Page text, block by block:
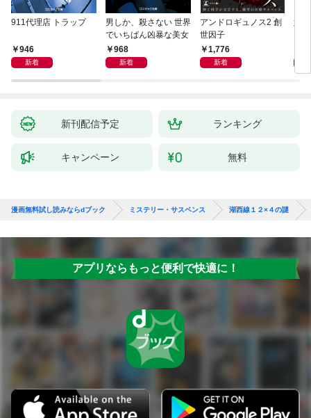
911代理店 トラップ
946
新着
男しか、殺さない 世界
でいちばん凶暴な美女
968
新着
アンドロギュノス2 創
世因子
1,776
新着
姐
新刊配信予定 ランキング
キャンペーン 無料
漫画無料試し読みならdブック ミステリー・サスペンス 湖西線１２×４の謎
アプリならもっと便利で快適に！